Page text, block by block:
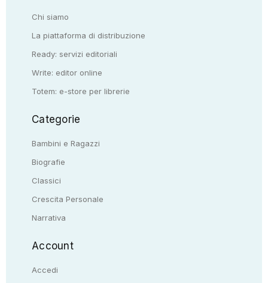
Chi siamo
La piattaforma di distribuzione
Ready: servizi editoriali
Write: editor online
Totem: e-store per librerie
Categorie
Bambini e Ragazzi
Biografie
Classici
Crescita Personale
Narrativa
Account
Accedi